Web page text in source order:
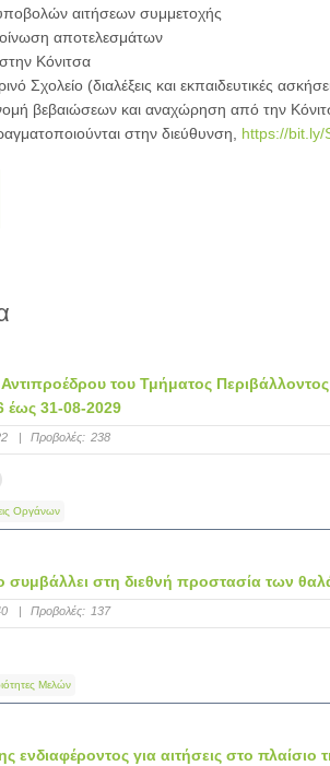
αιτήσεων συμμετοχής
αποτελεσμάτων
Κόνιτσα
Σχολείο (διαλέξεις και εκπαιδευτικές
βεβαιώσεων και αναχώρηση από την
στην διεύθυνση, https://bit.ly/
του Τμήματος
έως 31-08-2029
Προβολές: 238
Οργάνων
συμβάλλει στη διεθνή προστασία των
Προβολές: 137
Μελών
για αιτήσεις στο πλαίσιο